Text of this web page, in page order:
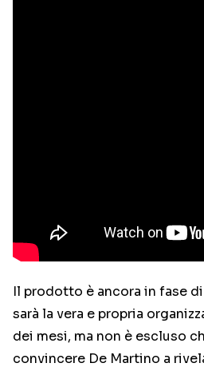
Il prodotto è ancora in fase
sarà la vera e propria
dei mesi, ma non è escluso
convincere De Martino a